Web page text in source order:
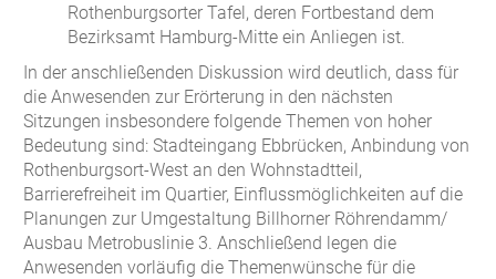
Rothenburgsorter Tafel, deren Fortbestand dem
Bezirksamt Hamburg-Mitte ein Anliegen ist.
In der anschließenden Diskussion wird deutlich, dass für
die Anwesenden zur Erörterung in den nächsten
Sitzungen insbesondere folgende Themen von hoher
Bedeutung sind: Stadteingang Ebbrücken, Anbindung von
Rothenburgsort-West an den Wohnstadtteil,
Barrierefreiheit im Quartier, Einflussmöglichkeiten auf die
Planungen zur Umgestaltung Billhorner Röhrendamm/
Ausbau Metrobuslinie 3. Anschließend legen die
Anwesenden vorläufig die Themenwünsche für die